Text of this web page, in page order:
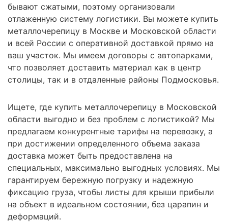
бывают сжатыми, поэтому организовали
отлаженную систему логистики. Вы можете купить
металлочерепицу в Москве и Московской области
и всей России с оперативной доставкой прямо на
ваш участок. Мы имеем договоры с автопарками,
что позволяет доставить материал как в центр
столицы, так и в отдаленные районы Подмосковья.
Ищете, где купить металлочерепицу в Московской
области выгодно и без проблем с логистикой? Мы
предлагаем конкурентные тарифы на перевозку, а
при достижении определенного объема заказа
доставка может быть предоставлена на
специальных, максимально выгодных условиях. Мы
гарантируем бережную погрузку и надежную
фиксацию груза, чтобы листы для крыши прибыли
на объект в идеальном состоянии, без царапин и
деформаций.